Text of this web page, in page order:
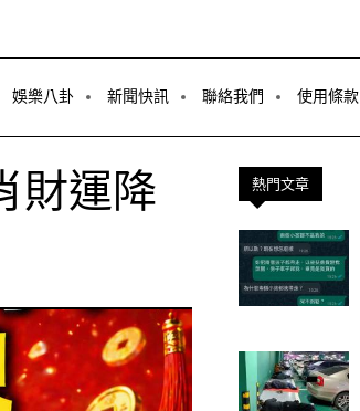
娛樂八卦 新聞快訊 聯絡我們 使用條款
財運降
熱門文章